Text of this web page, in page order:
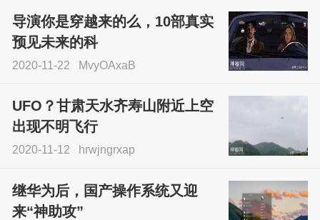
导演你是穿越来的么，10部真实
预见未来的科
2020-11-22 MvyOAxaB
UFO？甘肃天水齐寿山附近上空
出现不明飞行
2020-11-12 hrwjngrxap
继华为后，国产操作系统又迎
来“神助攻”